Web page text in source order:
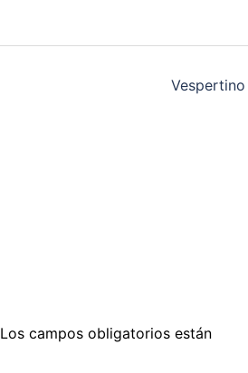
Vespertino
Los campos obligatorios están